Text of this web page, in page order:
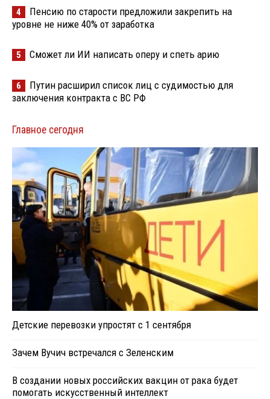
4
Пенсию по старости предложили закрепить на
уровне не ниже 40% от заработка
5 Сможет ли ИИ написать оперу и спеть арию
6
Путин расширил список лиц с судимостью для
заключения контракта с ВС РФ
Главное сегодня
Детские перевозки упростят с 1 сентября
Зачем Вучич встречался с Зеленским
В создании новых российских вакцин от рака будет
помогать искусственный интеллект